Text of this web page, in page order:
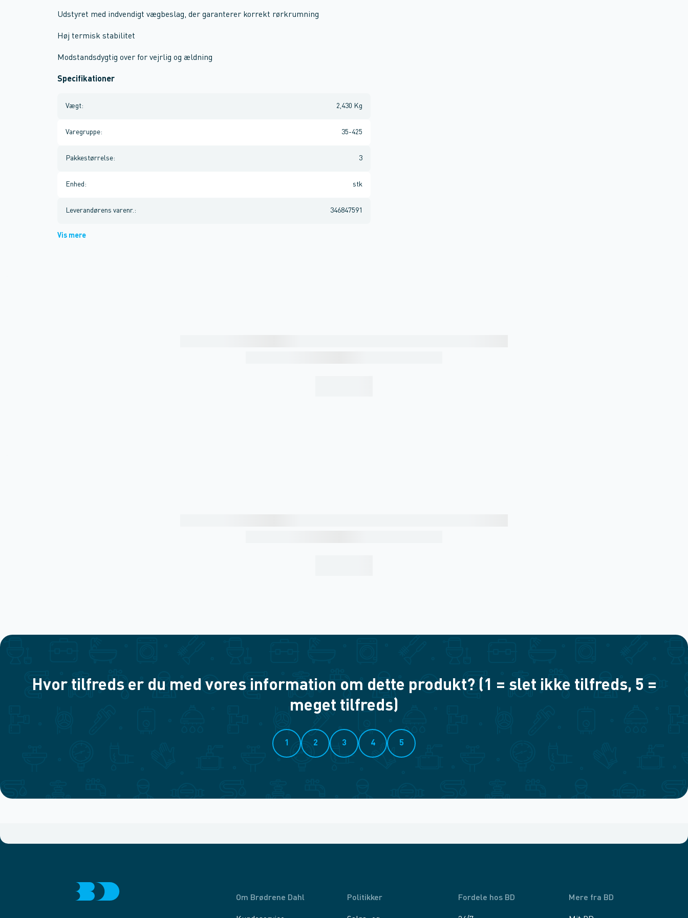
Udstyret med indvendigt vægbeslag, der garanterer korrekt rørkrumning
Høj termisk stabilitet
Modstandsdygtig over for vejrlig og ældning
Specifikationer
Vægt: 2,430 Kg
Varegruppe: 35-425
Pakkestørrelse: 3
Enhed : stk
Leverandørens varenr. : 346847591
Vis mere
Hvor tilfreds er du med vores information om dette produkt? (1 = slet ikke tilfreds, 5 =
meget tilfreds)
1 2 3 4 5
Om Brødrene Dahl Politikker Fordele hos BD Mere fra BD